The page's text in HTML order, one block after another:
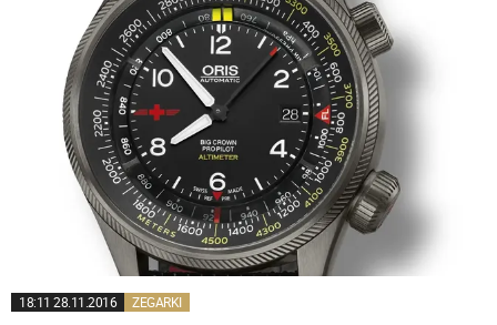
18:11 28.11.2016 ZEGARKI